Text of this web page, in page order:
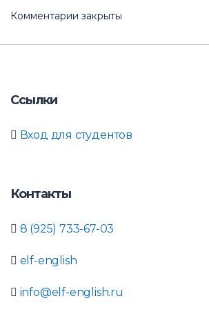
Комментарии закрыты
Ссылки
Вход для студентов
Контакты
8 (925) 733-67-03
elf-english
info@elf-english.ru